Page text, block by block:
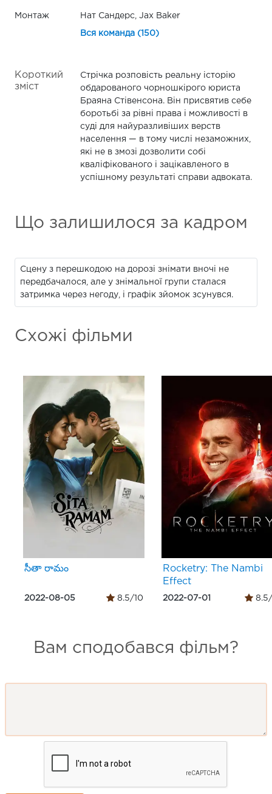
Монтаж Нат Сандерс, Jax Baker
Вся команда (150)
Короткий
зміст
Стрічка розповість реальну історію
обдарованого чорношкірого юриста
Браяна Стівенсона. Він присвятив себе
боротьбі за рівні права і можливості в
суді для найуразливіших верств
населення — в тому числі незаможних,
які не в змозі дозволити собі
кваліфікованого і зацікавленого в
успішному результаті справи адвоката.
Що залишилося за кадром
Сцену з перешкодою на дорозі знімати вночі не
передбачалося, але у знімальної групи сталася
затримка через негоду, і графік зйомок зсунувся.
Схожі фільми
సీతా రామం
2022-08-05 8.5/10
Rocketry: The Nambi
Effect
2022-07-01 8.5/
Вам сподобався фільм?